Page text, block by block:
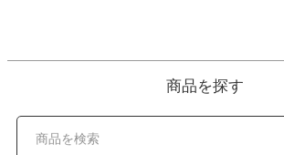
商品を探す